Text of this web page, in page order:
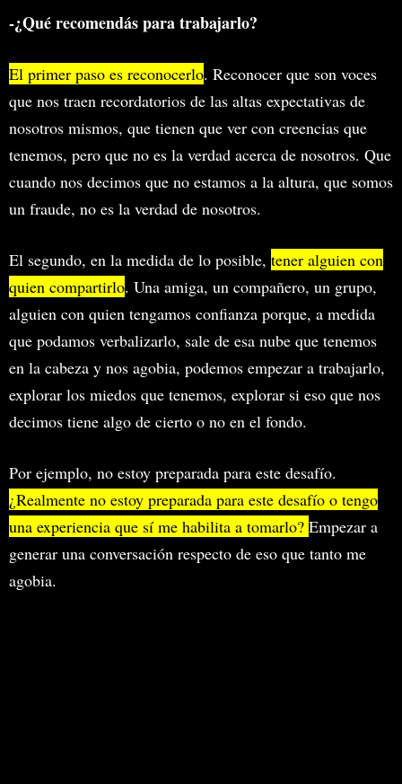
-¿Qué recomendás para trabajarlo?
El primer paso es reconocerlo. Reconocer que son voces
que nos traen recordatorios de las altas expectativas de
nosotros mismos, que tienen que ver con creencias que
tenemos, pero que no es la verdad acerca de nosotros. Que
cuando nos decimos que no estamos a la altura, que somos
un fraude, no es la verdad de nosotros.
El segundo, en la medida de lo posible, tener alguien con
quien compartirlo. Una amiga, un compañero, un grupo,
alguien con quien tengamos confianza porque, a medida
que podamos verbalizarlo, sale de esa nube que tenemos
en la cabeza y nos agobia, podemos empezar a trabajarlo,
explorar los miedos que tenemos, explorar si eso que nos
decimos tiene algo de cierto o no en el fondo.
Por ejemplo, no estoy preparada para este desafío.
¿Realmente no estoy preparada para este desafío o tengo
una experiencia que sí me habilita a tomarlo? Empezar a
generar una conversación respecto de eso que tanto me
agobia.